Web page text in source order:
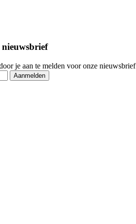
je aan te melden voor onze nieuwsbrief
Aanmelden